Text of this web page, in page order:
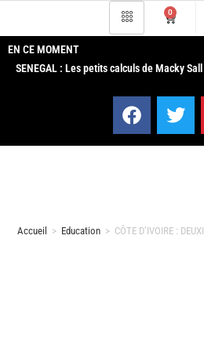
0
EN CE MOMENT
SENEGAL : Les petits calculs de Macky Sall
Accueil > Education > CÔTE D’IVOIRE :